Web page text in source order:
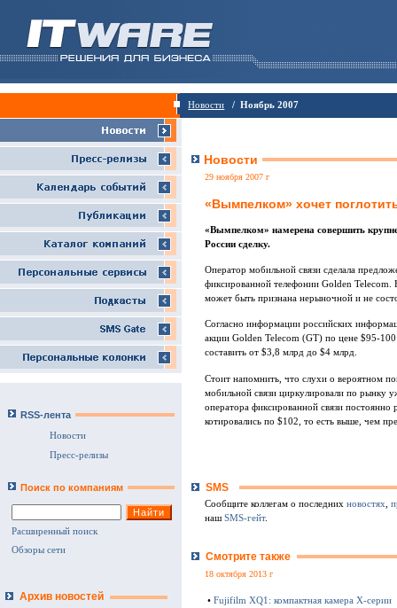
Новости / Ноябрь 2007
RSS-лента
Новости
Пресс-релизы
Поиск по компаниям
Расширенный поиск
Обзоры сети
Архив новостей
Новости
29 ноября 2007 г
«Вымпелком» хочет
«Вымпелком» намерена совершить
России сделку.
Оператор мобильной связи сделала
фиксированной телефонии Golden Telecom.
может быть признана нерыночной и не
Согласно информации российских
акции Golden Telecom (GT) по цене $95-
составить от $3,8 млрд до $4 млрд.
Стоит напомнить, что слухи о вероятном
мобильной связи циркулировали по рынку
оператора фиксированной связи
котировались по $102, то есть выше, чем
SMS
Сообщите коллегам о последних новостях,
нашSMS-гейт.
Смотрите также
18 октября 2013 г
• Fujifilm XQ1: компактная камера Х-серии